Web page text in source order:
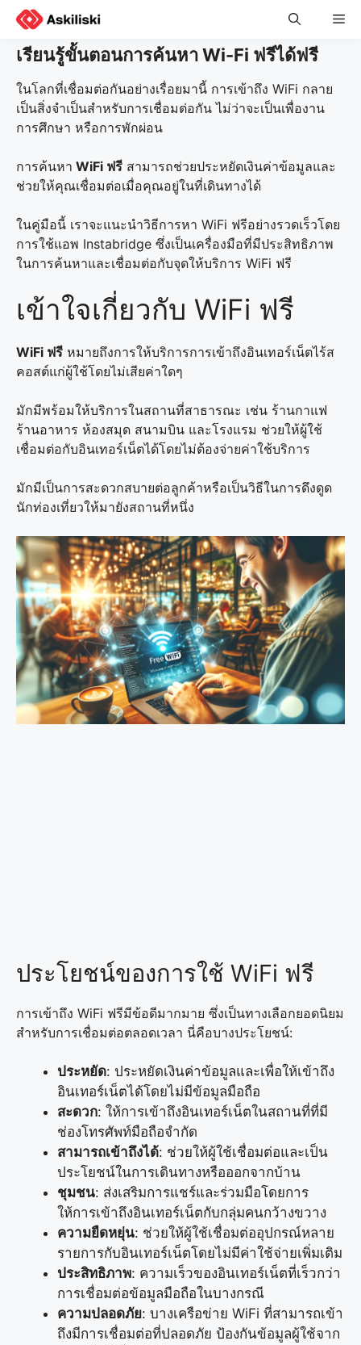
Skip
content
เรียนรู้ขั้นตอนการค้นหา Wi-Fi ฟรีได้ฟรี
ในโลกที่เชื่อมต่อกันอย่างเรื่อยมานี้ การเข้าถึง WiFi กลาย
เป็นสิ่งจำเป็นสำหรับการเชื่อมต่อกัน ไม่ว่าจะเป็นเพื่องาน
การศึกษา หรือการพักผ่อน
การค้นหา WiFi ฟรี สามารถช่วยประหยัดเงินค่าข้อมูลและ
ช่วยให้คุณเชื่อมต่อเมื่อคุณอยู่ในที่เดินทางได้
ในคู่มือนี้ เราจะแนะนำวิธีการหา WiFi ฟรีอย่างรวดเร็วโดย
การใช้แอพ Instabridge ซึ่งเป็นเครื่องมือที่มีประสิทธิภาพ
ในการค้นหาและเชื่อมต่อกับจุดให้บริการ WiFi ฟรี
เข้าใจเกี่ยวกับ WiFi ฟรี
WiFi ฟรี หมายถึงการให้บริการการเข้าถึงอินเทอร์เน็ตไร้ส
คอสต์แก่ผู้ใช้โดยไม่เสียค่าใดๆ
มักมีพร้อมให้บริการในสถานที่สาธารณะ เช่น ร้านกาแฟ
ร้านอาหาร ห้องสมุด สนามบิน และโรงแรม ช่วยให้ผู้ใช้
เชื่อมต่อกับอินเทอร์เน็ตได้โดยไม่ต้องจ่ายค่าใช้บริการ
มักมีเป็นการสะดวกสบายต่อลูกค้าหรือเป็นวิธีในการดึงดูด
นักท่องเที่ยวให้มายังสถานที่หนึ่ง
ประโยชน์ของการใช้ WiFi ฟรี
การเข้าถึง WiFi ฟรีมีข้อดีมากมาย ซึ่งเป็นทางเลือกยอดนิยม
สำหรับการเชื่อมต่อตลอดเวลา นี่คือบางประโยชน์:
ประหยัด: ประหยัดเงินค่าข้อมูลและเพื่อให้เข้าถึง
อินเทอร์เน็ตได้โดยไม่มีข้อมูลมือถือ
สะดวก: ให้การเข้าถึงอินเทอร์เน็ตในสถานที่ที่มี
ช่องโทรศัพท์มือถือจำกัด
สามารถเข้าถึงได้: ช่วยให้ผู้ใช้เชื่อมต่อและเป็น
ประโยชน์ในการเดินทางหรือออกจากบ้าน
ชุมชน: ส่งเสริมการแชร์และร่วมมือโดยการ
ให้การเข้าถึงอินเทอร์เน็ตกับกลุ่มคนกว้างขวาง
ความยืดหยุ่น: ช่วยให้ผู้ใช้เชื่อมต่ออุปกรณ์หลาย
รายการกับอินเทอร์เน็ตโดยไม่มีค่าใช้จ่ายเพิ่มเติม
ประสิทธิภาพ: ความเร็วของอินเทอร์เน็ตที่เร็วกว่า
การเชื่อมต่อข้อมูลมือถือในบางกรณี
ความปลอดภัย: บางเครือข่าย WiFi ที่สามารถเข้า
ถึงมีการเชื่อมต่อที่ปลอดภัย ป้องกันข้อมูลผู้ใช้จาก